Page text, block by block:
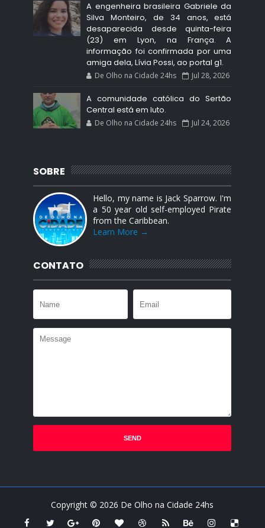
A engenheira brasileira Gabriele da
Silva Monteiro, de 34 anos, está
desaparecida desde quinta-feira
(23) em Lyon, na França. A
informação foi confirmada por uma
amiga dela, Lívia Possi, ao portal g1.
De Olho na Cidade 24hs Jul 28, 2026
A comunidade católica do Sertão
Central está em luto.
De Olho na Cidade 24hs Jul 24, 2026
SOBRE
Hello, my name is Jack Sparrow. I'm
a 50 year old self-employed Pirate
from the Caribbean.
Learn More →
CONTATO
Copyright © 2026 De Olho na Cidade 24hs